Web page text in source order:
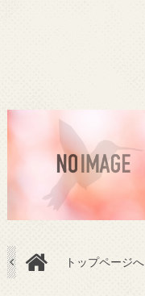
トップページへ